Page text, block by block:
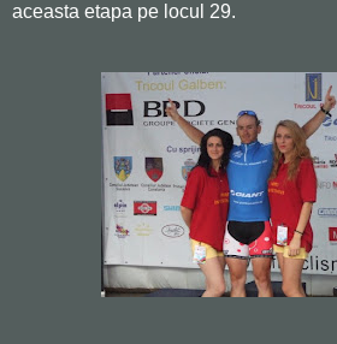
aceasta etapa pe locul 29.